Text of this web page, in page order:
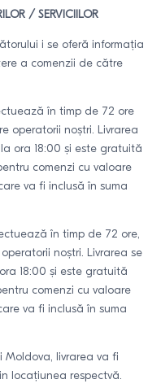
/ SERVICIILOR
i se oferă informația
a comenzii de către
în timp de 72 ore
operatorii noștri. Livrarea
ora 18:00 și este gratuită
comenzi cu valoare
va fi inclusă în suma
în timp de 72 ore,
noștri. Livrarea se
18:00 și este gratuită
comenzi cu valoare
va fi inclusă în suma
Moldova, livrarea va fi
locațiunea respectvă.